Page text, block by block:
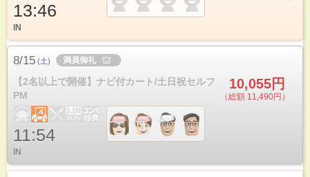
13:46
IN
8/15 (土) 満員御礼
【2名以上で開催】ナビ付カート/土日祝セルフ
PM
10,055円
（総額 11,490円）
11:54
IN